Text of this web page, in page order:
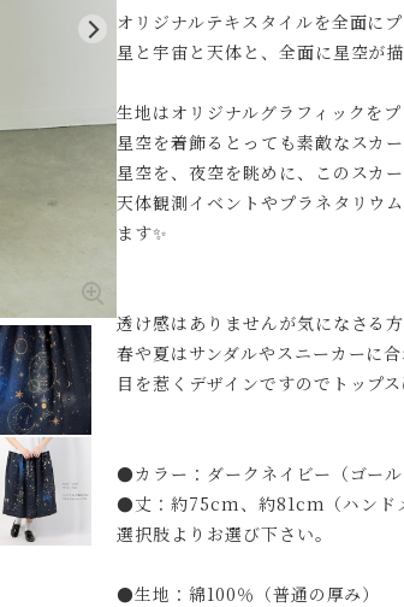
オリジナルテキスタイルを全面に
星と宇宙と天体と、全面に星空が描
生地はオリジナルグラフィックを
星空を着飾るとっても素敵なスカ
星空を、夜空を眺めに、このスカ
天体観測イベントやプラネタリウ
ます✨
透け感はありませんが気になさる
春や夏はサンダルやスニーカーに
目を惹くデザインですのでトップ
●カラー：ダークネイビー（ゴール
●丈：約75cm、約81cm（ハンド
選択肢よりお選び下さい。
●生地：綿100％（普通の厚み）